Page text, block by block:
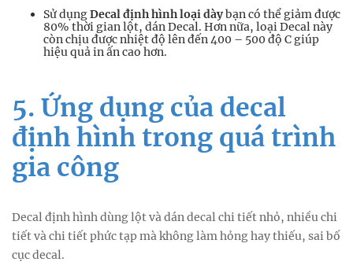
Sử dụngDecal định hình loại dàybạn có thể giảm được
80% thời gian lột, dán Decal. Hơn nữa, loại Decal này
còn chịu được nhiệt độ lên đến 400 – 500 độ C giúp
hiệu quả in ấn cao hơn.
5. Ứng dụng của decal
định hình trong quá trình
gia công
Decal định hình dùng lột và dán decal chi tiết nhỏ, nhiều chi
tiết và chi tiết phức tạp mà không làm hỏng hay thiếu, sai bố
cục decal.